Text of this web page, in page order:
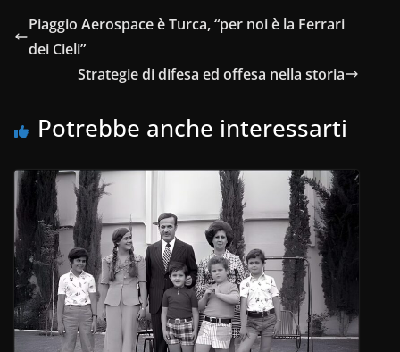
e
b
o
k
s
p
e
n
gr
m
di
di
Piaggio Aerospace è Turca, “per noi è la Ferrari
dei Cieli”
Strategie di difesa ed offesa nella storia
Potrebbe anche interessarti